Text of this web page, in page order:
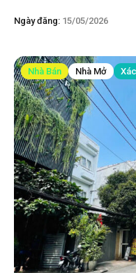
Ngày đăng: 15/05/2026
Nhà Bán Nhà Mở